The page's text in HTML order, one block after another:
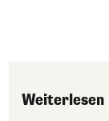
Weiterlesen